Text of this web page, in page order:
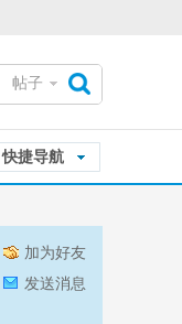
帖子
快捷导航
加为好友
发送消息